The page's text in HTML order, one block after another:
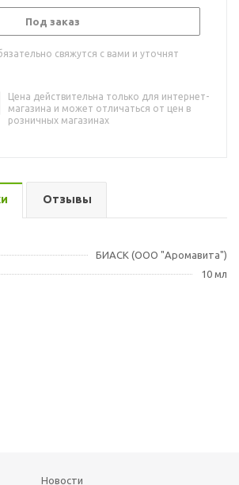
Под заказ
свяжутся с вами и уточнят
Цена действительна только для интернет-
магазина и может отличаться от цен в
розничных магазинах
Отзывы
БИАСК (ООО "Аромавита")
10 мл
Новости